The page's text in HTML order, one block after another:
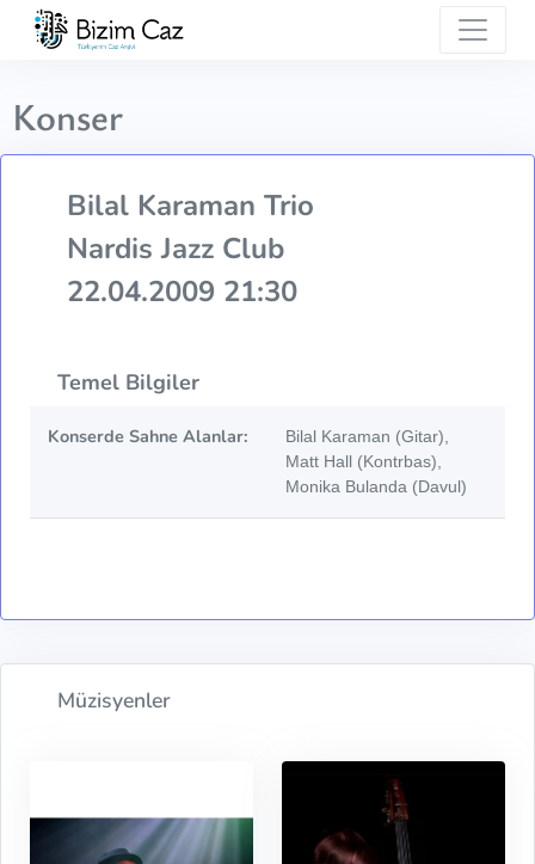
Konser
Bilal Karaman Trio
Nardis Jazz Club
22.04.2009 21:30
Temel Bilgiler
Konserde Sahne Alanlar:
Bilal Karaman (Gitar),
Matt Hall (Kontrbas),
Monika Bulanda (Davul)
Müzisyenler